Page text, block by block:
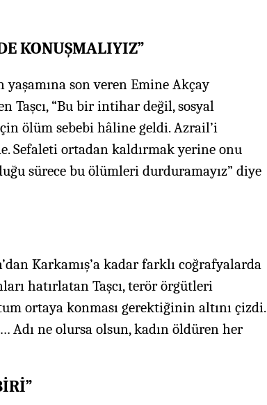
KONUŞMALIYIZ”
yaşamına son veren Emine Akçay
Taşcı, “Bu bir intihar değil, sosyal
ölüm sebebi hâline geldi. Azrail’i
Sefaleti ortadan kaldırmak yerine onu
sürece bu ölümleri durduramayız” diye
Karkamış’a kadar farklı coğrafyalarda
hatırlatan Taşcı, terör örgütleri
ortaya konması gerektiğinin altını çizdi.
Adı ne olursa olsun, kadın öldüren her